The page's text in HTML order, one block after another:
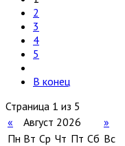
2
3
4
5
В конец
Страница 1 из 5
«
Август 2026
»
Пн Вт Ср Чт Пт Сб Вс